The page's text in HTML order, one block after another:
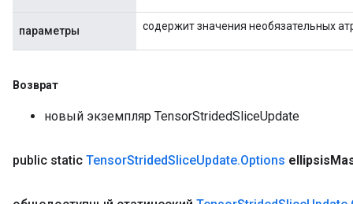
параметры содержит значения необязательных
Возврат
новый экземпляр TensorStridedSliceUpdate
public static TensorStridedSliceUpdate.Options ellipsis